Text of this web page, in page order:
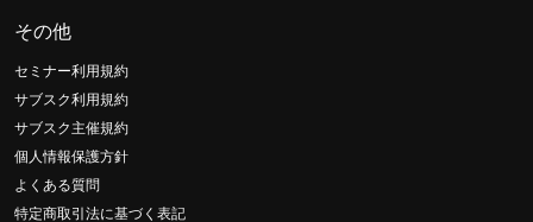
その他
セミナー利用規約
サブスク利用規約
サブスク主催規約
個人情報保護方針
よくある質問
特定商取引法に基づく表記